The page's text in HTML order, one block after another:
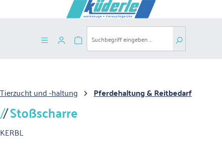
Zum Hauptinhalt springen
Warenkorb enthält 0 Positionen. Der
Tierzucht und -haltung Pferdehaltung & Reitbedarf
Stoßscharre
KERBL